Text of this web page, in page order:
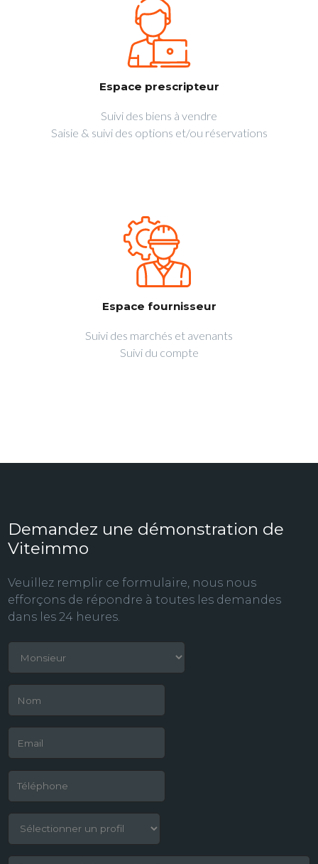
Espace prescripteur
Suivi des biens à vendre
Saisie & suivi des options et/ou réservations
Espace fournisseur
Suivi des marchés et avenants
Suivi du compte
Demandez une démonstration de
Viteimmo
Veuillez remplir ce formulaire, nous nous
efforçons de répondre à toutes les demandes
dans les 24 heures.